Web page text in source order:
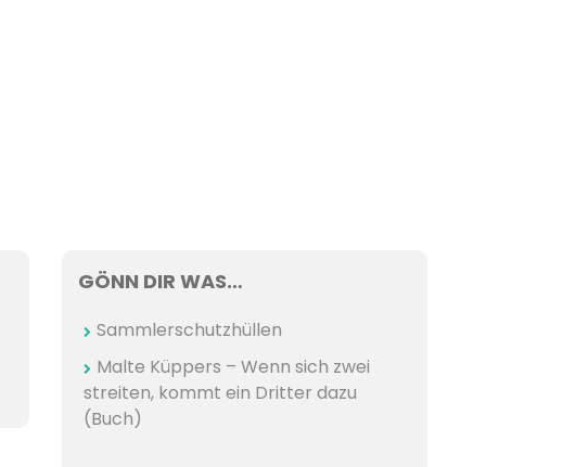
GÖNN DIR WAS…
Sammlerschutzhüllen
Malte Küppers – Wenn sich zwei
streiten, kommt ein Dritter dazu
(Buch)